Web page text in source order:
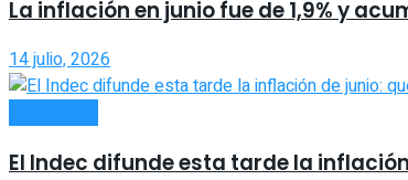
La inflación en junio fue de 1,9% y
14 julio, 2026
El Indec difunde esta tarde la